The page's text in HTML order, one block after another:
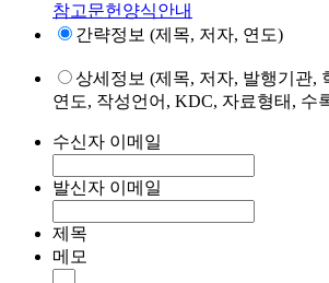
참고문헌양식안내
간략정보 (제목, 저자, 연도)
상세정보 (제목, 저자, 발행기관,
연도, 작성언어, KDC, 자료형태, 수
수신자 이메일
발신자 이메일
제목
메모